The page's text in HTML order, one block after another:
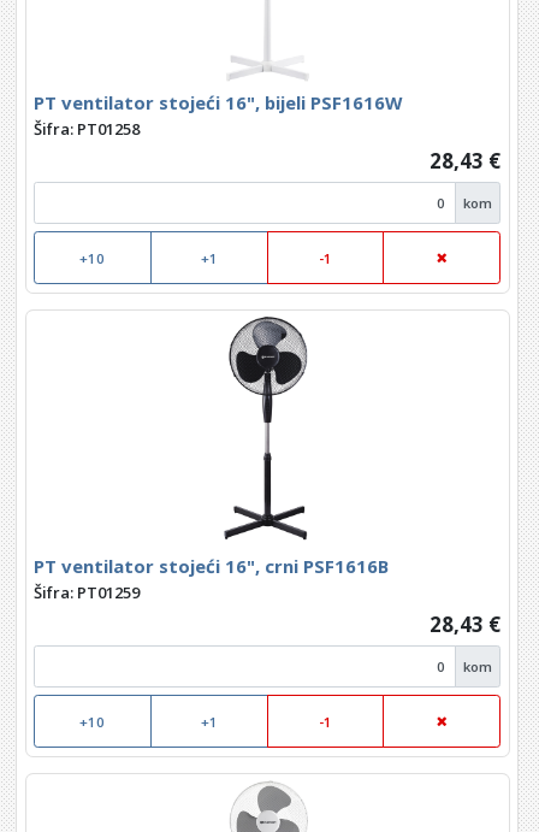
PT ventilator stojeći 16", bijeli PSF1616W
Šifra: PT01258
28,43 €
kom
+10 +1 -1
PT ventilator stojeći 16", crni PSF1616B
Šifra: PT01259
28,43 €
kom
+10 +1 -1